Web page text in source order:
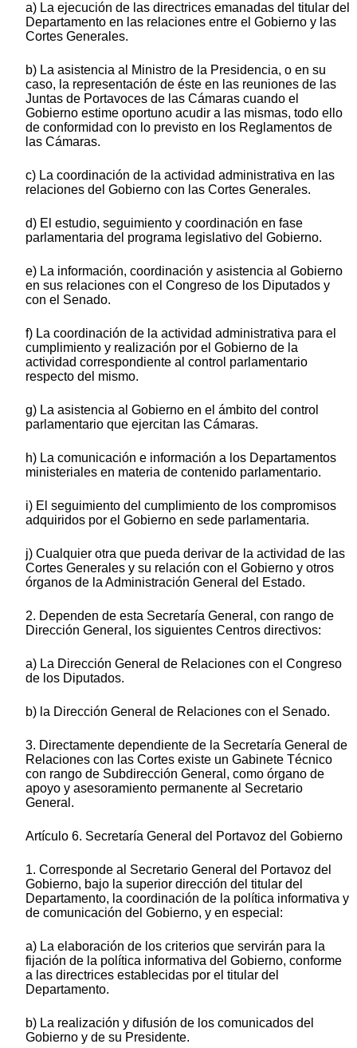
a) La ejecución de las directrices emanadas del titular del
Departamento en las relaciones entre el Gobierno y las
Cortes Generales.
b) La asistencia al Ministro de la Presidencia, o en su
caso, la representación de éste en las reuniones de las
Juntas de Portavoces de las Cámaras cuando el
Gobierno estime oportuno acudir a las mismas, todo ello
de conformidad con lo previsto en los Reglamentos de
las Cámaras.
c) La coordinación de la actividad administrativa en las
relaciones del Gobierno con las Cortes Generales.
d) El estudio, seguimiento y coordinación en fase
parlamentaria del programa legislativo del Gobierno.
e) La información, coordinación y asistencia al Gobierno
en sus relaciones con el Congreso de los Diputados y
con el Senado.
f) La coordinación de la actividad administrativa para el
cumplimiento y realización por el Gobierno de la
actividad correspondiente al control parlamentario
respecto del mismo.
g) La asistencia al Gobierno en el ámbito del control
parlamentario que ejercitan las Cámaras.
h) La comunicación e información a los Departamentos
ministeriales en materia de contenido parlamentario.
i) El seguimiento del cumplimiento de los compromisos
adquiridos por el Gobierno en sede parlamentaria.
j) Cualquier otra que pueda derivar de la actividad de las
Cortes Generales y su relación con el Gobierno y otros
órganos de la Administración General del Estado.
2. Dependen de esta Secretaría General, con rango de
Dirección General, los siguientes Centros directivos:
a) La Dirección General de Relaciones con el Congreso
de los Diputados.
b) la Dirección General de Relaciones con el Senado.
3. Directamente dependiente de la Secretaría General de
Relaciones con las Cortes existe un Gabinete Técnico
con rango de Subdirección General, como órgano de
apoyo y asesoramiento permanente al Secretario
General.
Artículo 6. Secretaría General del Portavoz del Gobierno
1. Corresponde al Secretario General del Portavoz del
Gobierno, bajo la superior dirección del titular del
Departamento, la coordinación de la política informativa y
de comunicación del Gobierno, y en especial:
a) La elaboración de los criterios que servirán para la
fijación de la política informativa del Gobierno, conforme
a las directrices establecidas por el titular del
Departamento.
b) La realización y difusión de los comunicados del
Gobierno y de su Presidente.